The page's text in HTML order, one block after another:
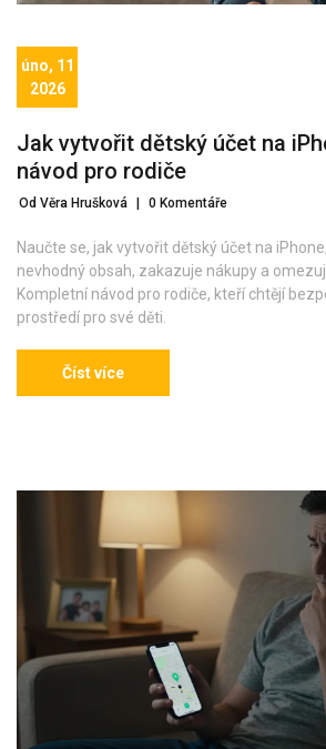
úno, 11
2026
Jak vytvořit dětský účet na
návod pro rodiče
Od Věra Hrušková 0 Komentáře
Naučte se, jak vytvořit dětský účet na
nevhodný obsah, zakazuje nákupy a
Kompletní návod pro rodiče, kteří chtějí
prostředí pro své děti.
Číst více